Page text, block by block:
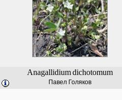
Anagallidiumdichotomum
Павел Голяков